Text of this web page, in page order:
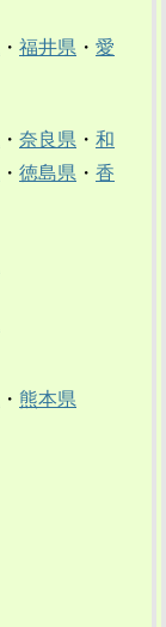
・ 福井県 ・ 愛
・ 奈良県 ・ 和
・ 徳島県 ・ 香
・ 熊本県